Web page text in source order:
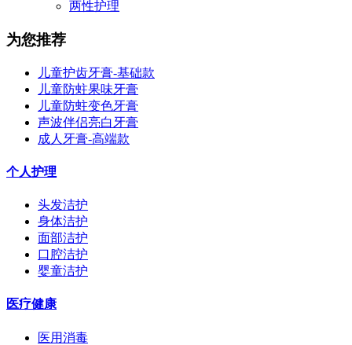
两性护理
为您推荐
儿童护齿牙膏-基础款
儿童防蛀果味牙膏
儿童防蛀变色牙膏
声波伴侣亮白牙膏
成人牙膏-高端款
个人护理
头发洁护
身体洁护
面部洁护
口腔洁护
婴童洁护
医疗健康
医用消毒